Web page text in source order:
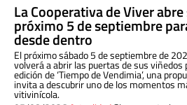
La Cooperativa de Viver
próximo 5 de septiembre
desde dentro
El próximo sábado 5 de septiembre de
volverá a abrir las puertas de sus viñedos
edición de ‘Tiempo de Vendimia’, una
invita a descubrir uno de los momentos
vitivinícola.